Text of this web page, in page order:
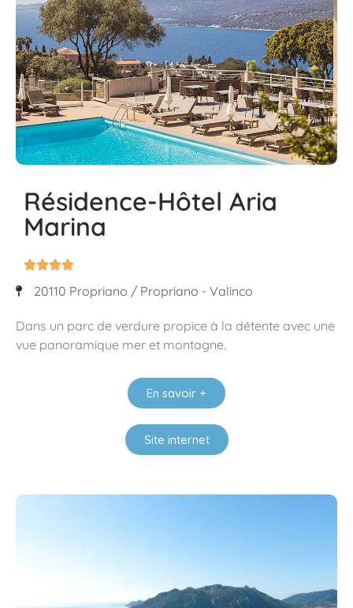
Résidence-Hôtel Aria
Marina

20110 Propriano / Propriano - Valinco
Dans un parc de verdure propice à la détente avec une
vue panoramique mer et montagne.
En savoir +
Site internet